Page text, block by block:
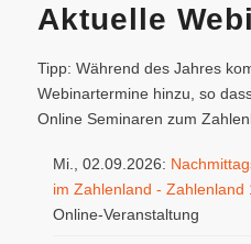
Aktuelle
Tipp: Während des Jahres
Webinartermine hinzu, so
Online Seminaren zum
Mi., 02.09.2026:
im Zahlenland - Zahlenland
Online-Veranstaltung